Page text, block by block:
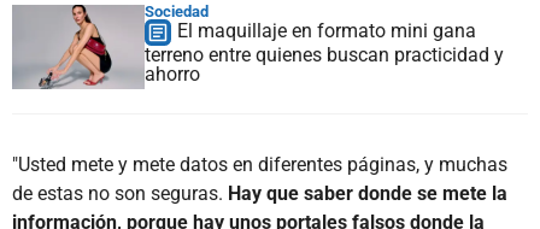
Sociedad
El maquillaje en formato mini gana
terreno entre quienes buscan practicidad y
ahorro
"Usted mete y mete datos en diferentes páginas, y muchas
de estas no son seguras. Hay que saber donde se mete la
información, porque hay unos portales falsos donde la